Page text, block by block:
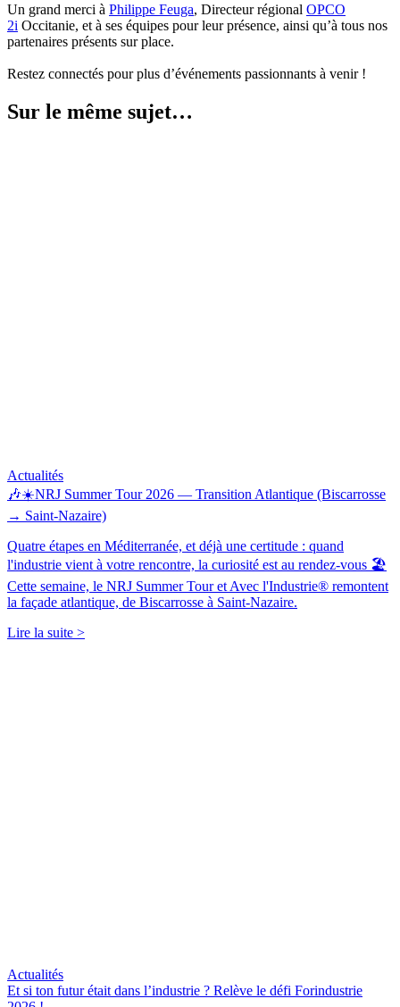
Un grand merci à Philippe Feuga, Directeur régional OPCO
2i Occitanie, et à ses équipes pour leur présence, ainsi qu’à tous nos
partenaires présents sur place.
Restez connectés pour plus d’événements passionnants à venir !
Sur le même sujet…
Actualités
🎶☀️NRJ Summer Tour 2026 — Transition Atlantique (Biscarrosse
→ Saint-Nazaire)
Quatre étapes en Méditerranée, et déjà une certitude : quand
l'industrie vient à votre rencontre, la curiosité est au rendez-vous 🏖️
Cette semaine, le NRJ Summer Tour et Avec l'Industrie® remontent
la façade atlantique, de Biscarrosse à Saint-Nazaire.
Lire la suite >
Actualités
Et si ton futur était dans l’industrie ? Relève le défi Forindustrie